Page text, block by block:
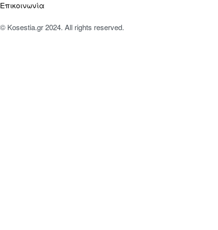
Επικοινωνία
© Kosestia.gr 2024. All rights reserved.